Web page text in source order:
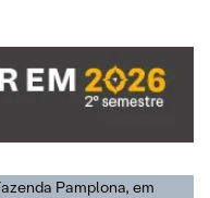
Pamplona, em